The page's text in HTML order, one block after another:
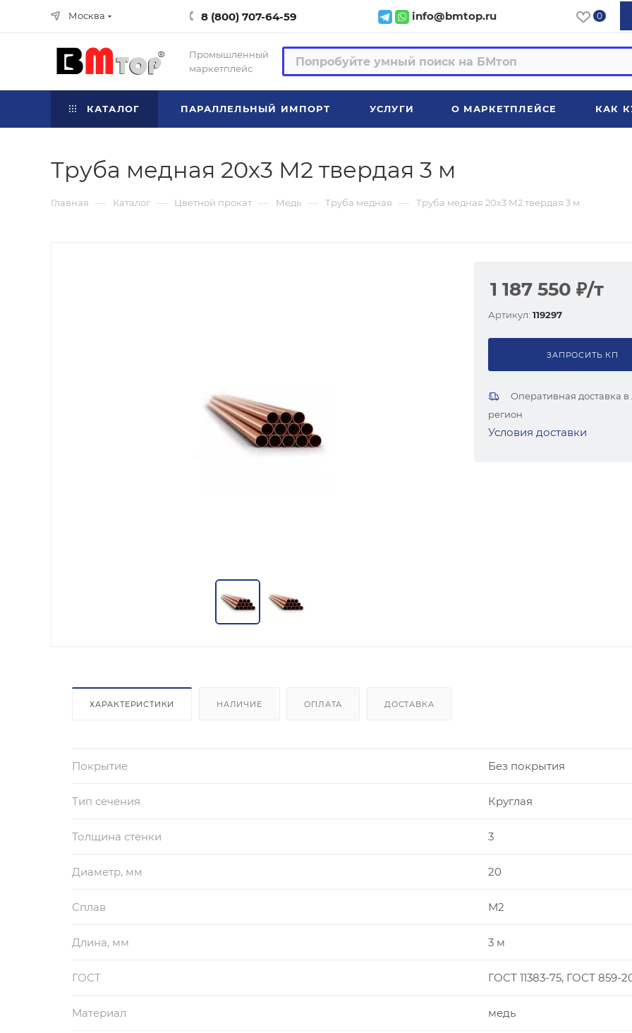
Москва 8 (800) 707-64-59 info@bmtop.ru 0
Промышленный
маркетплейс
КАТАЛОГ ПАРАЛЛЕЛЬНЫЙ ИМПОРТ УСЛУГИ О МАРКЕТПЛЕЙСЕ КАК
Труба медная 20х3 М2 твердая 3 м
Главная — Каталог — Цветной прокат — Медь — Труба медная — Труба медная 20х3 М2 твердая 3 м
1 187 550 ₽/т
Артикул: 119297
ЗАПРОСИТЬ КП
Оперативная доставка
регион
Условия доставки
ХАРАКТЕРИСТИКИ НАЛИЧИЕ ОПЛАТА ДОСТАВКА
Покрытие Без покрытия
Тип сечения Круглая
Толщина стенки 3
Диаметр, мм 20
Сплав М2
Длина, мм 3 м
ГОСТ ГОСТ 11383-75, ГОСТ 859-
Материал медь